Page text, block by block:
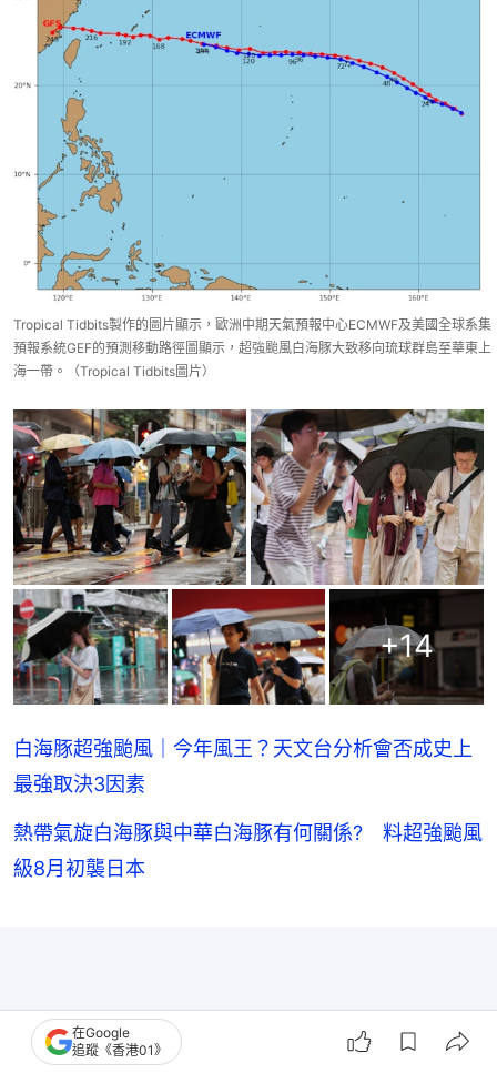
Tropical Tidbits製作的圖片顯示，歐洲中期天氣預報中心ECMWF及美國全球系集
預報系統GEF的預測移動路徑圖顯示，超強颱風白海豚大致移向琉球群島至華東上
海一帶。（Tropical Tidbits圖片）
+14
白海豚超強颱風｜今年風王？天文台分析會否成史上
最強取決3因素
熱帶氣旋白海豚與中華白海豚有何關係? 料超強颱風
級8月初襲日本
在Google
追蹤《香港01》